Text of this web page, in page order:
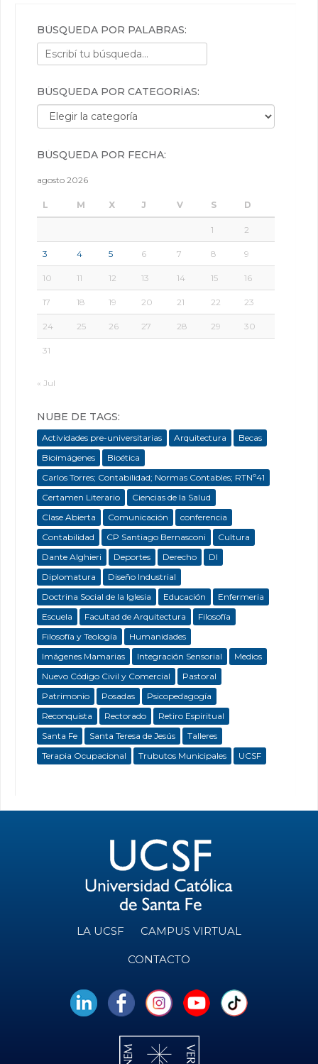
BÚSQUEDA POR PALABRAS:
BÚSQUEDA POR CATEGORÍAS:
Búsqueda por categorías:
BÚSQUEDA POR FECHA:
agosto 2026
L M X J V S D
1 2
3 4 5 6 7 8 9
10 11 12 13 14 15 16
17 18 19 20 21 22 23
24 25 26 27 28 29 30
31
« Jul
NUBE DE TAGS:
Actividades pre-universitarias Arquitectura
Becas
Bioimágenes
Bioética
Carlos Torres; Contabilidad; Normas Contables; RTNº41
Certamen Literario
Ciencias de la Salud
Clase Abierta
Comunicación
conferencia
Contabilidad
CP Santiago Bernasconi
Cultura
Dante Alghieri
Deportes Derecho
DI
Diplomatura
Diseño Industrial
Doctrina Social de la Iglesia
Educación
Enfermeria
Escuela
Facultad de Arquitectura
Filosofía
Filosofía y Teología
Humanidades
Imágenes Mamarias
Integración Sensorial
Medios
Nuevo Código Civil y Comercial
Pastoral
Patrimonio
Posadas
Psicopedagogía
Reconquista
Rectorado
Retiro Espiritual
Santa Fe
Santa Teresa de Jesús
Talleres
Terapia Ocupacional
Trubutos Municipales UCSF
LA UCSF CAMPUS VIRTUAL
CONTACTO